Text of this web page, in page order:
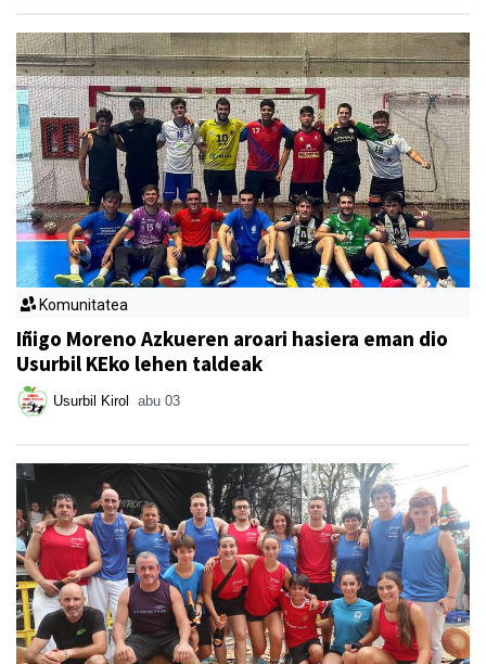
Komunitatea
Iñigo Moreno Azkueren aroari hasiera eman dio
Usurbil KEko lehen taldeak
Usurbil Kirol abu 03